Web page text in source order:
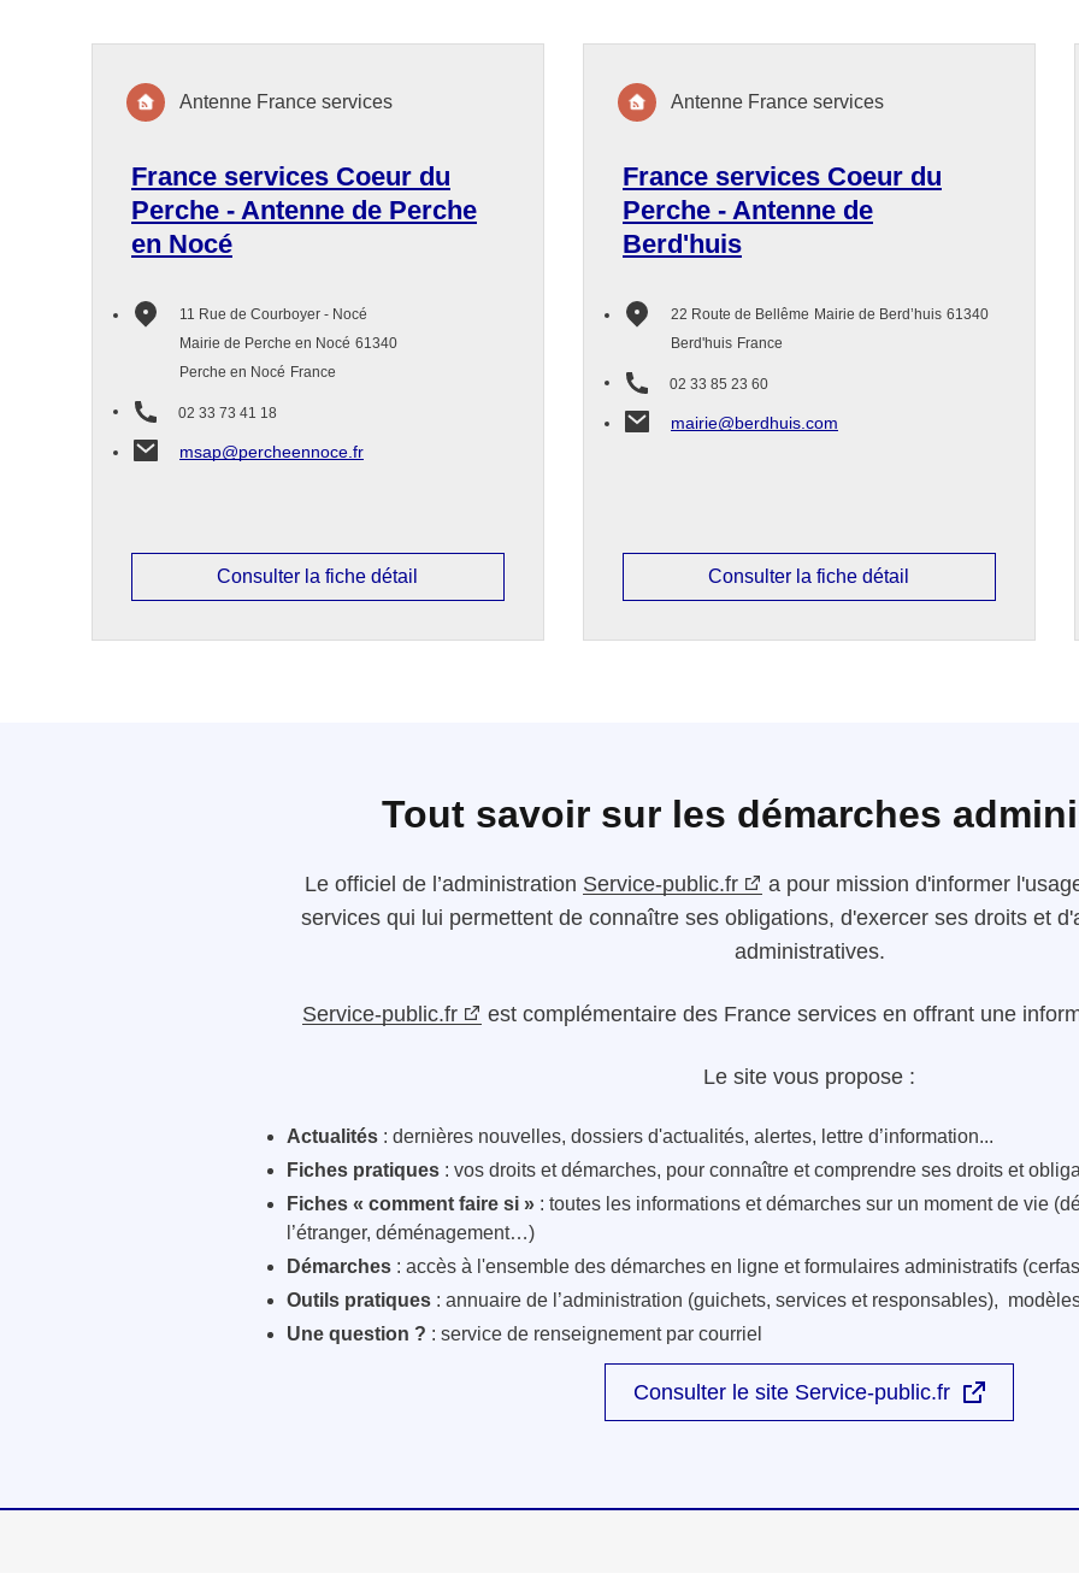
France services Coeur du
Perche - Antenne de Perche
en Nocé
11 Rue de Courboyer - Nocé
Mairie de Perche en Nocé 61340
Perche en Nocé France
02 33 73 41 18
msap@percheennoce.fr
Antenne France services
Consulter la fiche détail
France services Coeur du
Perche - Antenne de
Berd'huis
22 Route de Bellême Mairie de Berd’huis 61340
Berd'huis France
02 33 85 23 60
mairie@berdhuis.com
Antenne France services
Consulter la fiche détail
Tout savoir sur les démarches
Le officiel de l’administration Service-public.fr
a pour mission d'informer
services qui lui permettent de connaître ses obligations, d'exercer ses droits et
administratives.
Service-public.fr est complémentaire des France services en offrant une
Le site vous propose :
Actualités : dernières nouvelles, dossiers d'actualités, alertes, lettre d’information...
Fiches pratiques : vos droits et démarches, pour connaître et comprendre ses droits et
Fiches « comment faire si » : toutes les informations et démarches sur un moment de vie
l’étranger, déménagement…)
Démarches : accès à l'ensemble des démarches en ligne et formulaires administratifs
Outils pratiques : annuaire de l’administration (guichets, services et responsables),
Une question ? : service de renseignement par courriel
Consulter le site Service-public.fr